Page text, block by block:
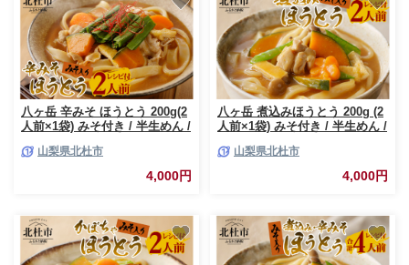
八ヶ岳 辛みそ ほうとう 200g(2
人前×1袋) みそ付き / 半生めん /
/山梨 甲州名物 郷土料理
山梨県北杜市
4,000円
八ヶ岳 煮込みほうとう 200g (2
人前×1袋) みそ付き / 半生めん /
/ 山梨 甲州名物 郷土料理
山梨県北杜市
4,000円